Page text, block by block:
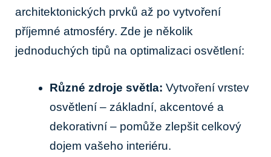
architektonických prvků až po vytvoření
příjemné atmosféry. Zde je několik
jednoduchých tipů na optimalizaci osvětlení:
Různé zdroje světla: Vytvoření vrstev
osvětlení – základní, akcentové a
dekorativní – pomůže zlepšit celkový
dojem vašeho interiéru.